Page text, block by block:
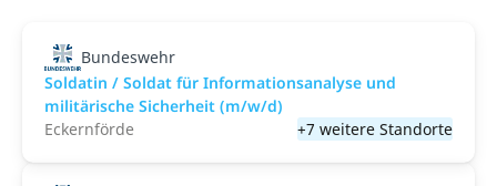
Bundeswehr
Soldatin / Soldat für Informationsanalyse und
militärische Sicherheit (m/w/d)
Eckernförde
+7 weitere Standorte